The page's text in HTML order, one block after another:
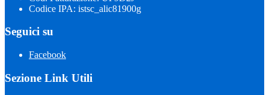
Codice IPA: istsc_alic81900g
Seguici su
Facebook
Sezione Link Utili